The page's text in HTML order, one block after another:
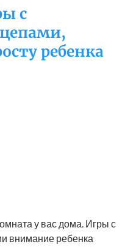
с
ребенка
у вас дома. Игры с
внимание ребенка